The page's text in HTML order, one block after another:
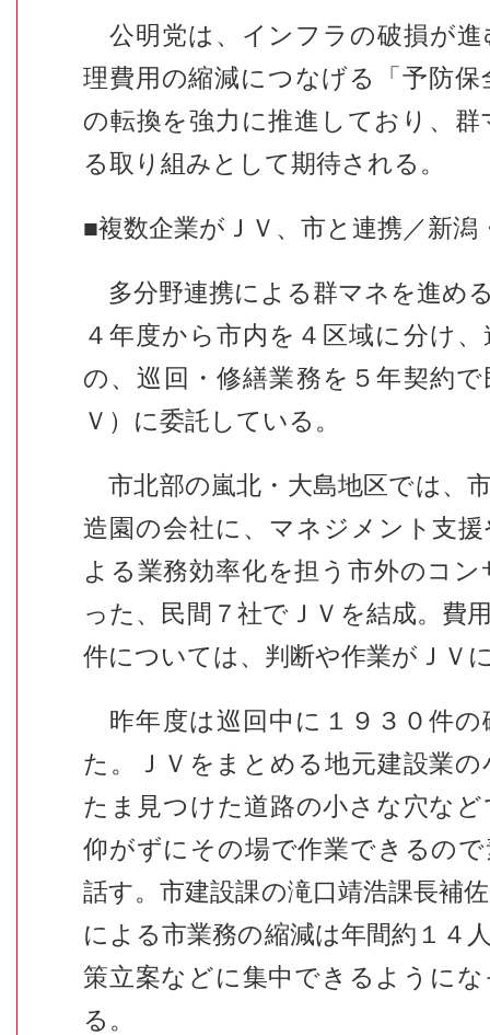
公明党は、インフラの破損が進
理費用の縮減につなげる「予防
の転換を強力に推進しており、
る取り組みとして期待される。
■複数企業がＪＶ、市と連携／新潟
多分野連携による群マネを進め
４年度から市内を４区域に分け
の、巡回・修繕業務を５年契約
Ｖ）に委託している。
市北部の嵐北・大島地区では、
造園の会社に、マネジメント支
よる業務効率化を担う市外のコ
った、民間７社でＪＶを結成。費
件については、判断や作業がＪＶ
昨年度は巡回中に１９３０件の
た。ＪＶをまとめる地元建設業
たま見つけた道路の小さな穴な
仰がずにその場で作業できるの
話す。市建設課の滝口靖浩課長補
による市業務の縮減は年間約１４
策立案などに集中できるように
る。